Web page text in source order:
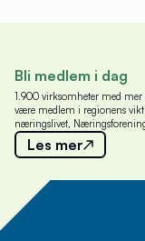
Bli medlem i dag
1.900 virksomheter med
være medlem i regionens
næringslivet,
Les mer